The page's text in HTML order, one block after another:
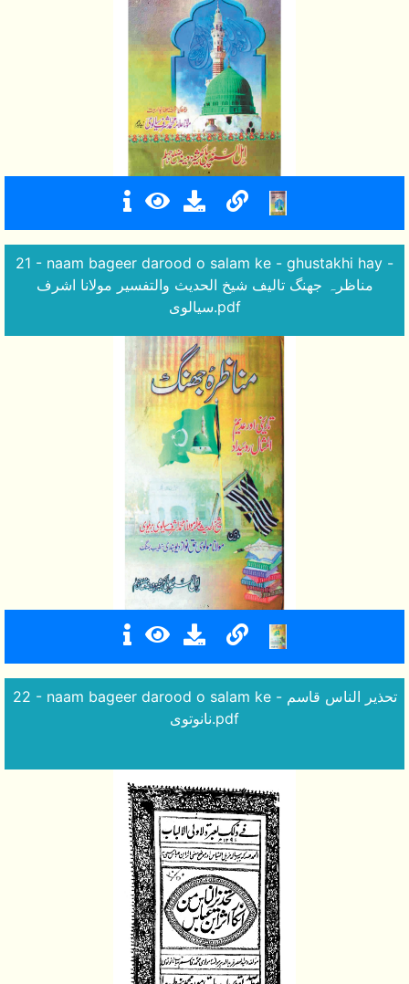
21 - naam bageer darood o salam ke - ghustakhi hay -
مناظرہ جھنگ تالیف شیخ الحدیث والتفسیر مولانا اشرف
سیالوی.pdf
22 - naam bageer darood o salam ke - تحذیر الناس قاسم
نانوتوی.pdf